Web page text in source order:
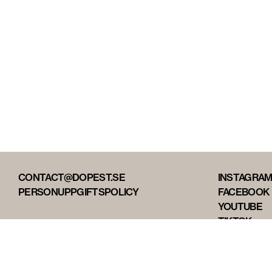
CONTACT@DOPEST.SE
PERSONUPPGIFTSPOLICY
INSTAGRAM
FACEBOOK
YOUTUBE
TIKTOK